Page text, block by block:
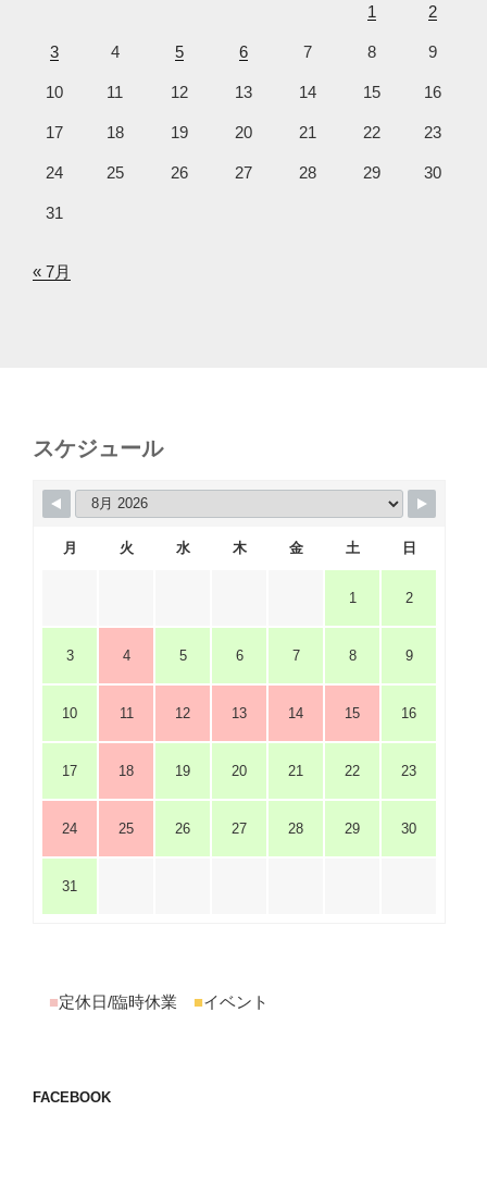
1 2
3 4 5 6 7 8 9
10 11 12 13 14 15 16
17 18 19 20 21 22 23
24 25 26 27 28 29 30
31
« 7月
スケジュール
月 火 水 木 金 土 日
1 2
3 4 5 6 7 8 9
10 11 12 13 14 15 16
17 18 19 20 21 22 23
24 25 26 27 28 29 30
31
■定休日/臨時休業 ■イベント
FACEBOOK